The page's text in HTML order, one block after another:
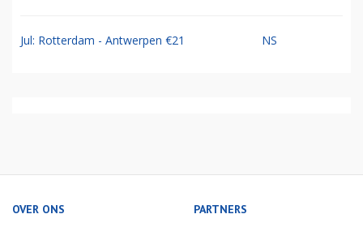
Jul: Rotterdam - Antwerpen €21 NS
OVER ONS PARTNERS